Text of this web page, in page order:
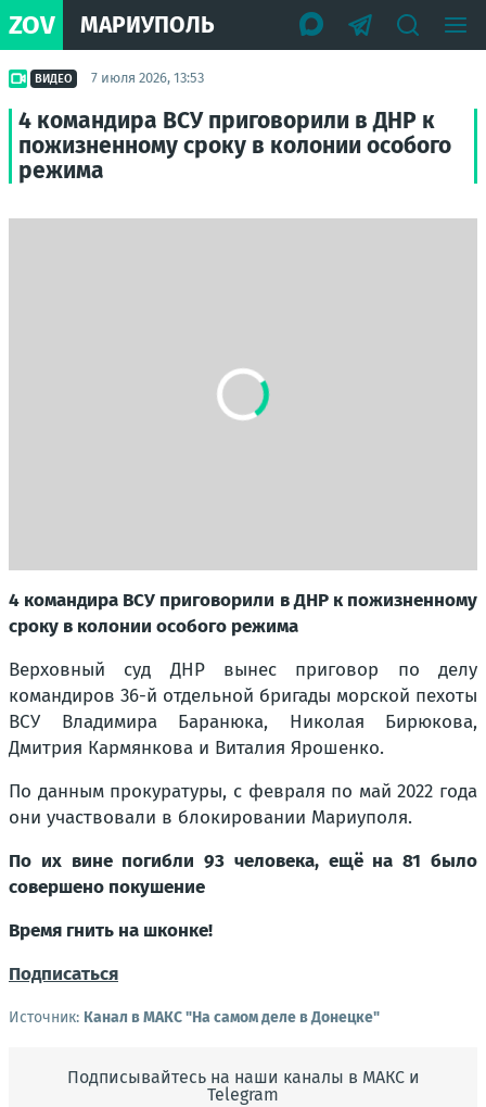
ZOV МАРИУПОЛЬ
ВИДЕО 7 июля 2026, 13:53
4 командира ВСУ приговорили в ДНР к
пожизненному сроку в колонии особого
режима
4 командира ВСУ приговорили в ДНР к пожизненному
сроку в колонии особого режима
Верховный суд ДНР вынес приговор по делу
командиров 36-й отдельной бригады морской пехоты
ВСУ Владимира Баранюка, Николая Бирюкова,
Дмитрия Кармянкова и Виталия Ярошенко.
По данным прокуратуры, с февраля по май 2022 года
они участвовали в блокировании Мариуполя.
По их вине погибли 93 человека, ещё на 81 было
совершено покушение
Время гнить на шконке!
Подписаться
Источник: Канал в МАКС "На самом деле в Донецке"
Подписывайтесь на наши каналы в МАКС и
Telegram